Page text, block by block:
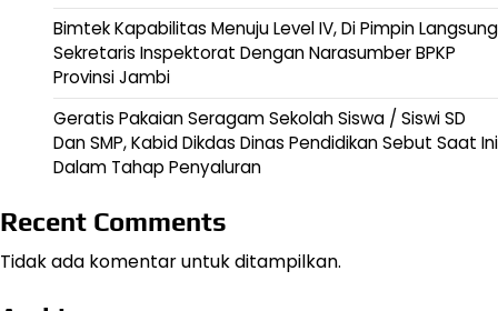
Bimtek Kapabilitas Menuju Level IV, Di Pimpin Langsung
Sekretaris Inspektorat Dengan Narasumber BPKP
Provinsi Jambi
Geratis Pakaian Seragam Sekolah Siswa / Siswi SD
Dan SMP, Kabid Dikdas Dinas Pendidikan Sebut Saat Ini
Dalam Tahap Penyaluran
Recent Comments
Tidak ada komentar untuk ditampilkan.